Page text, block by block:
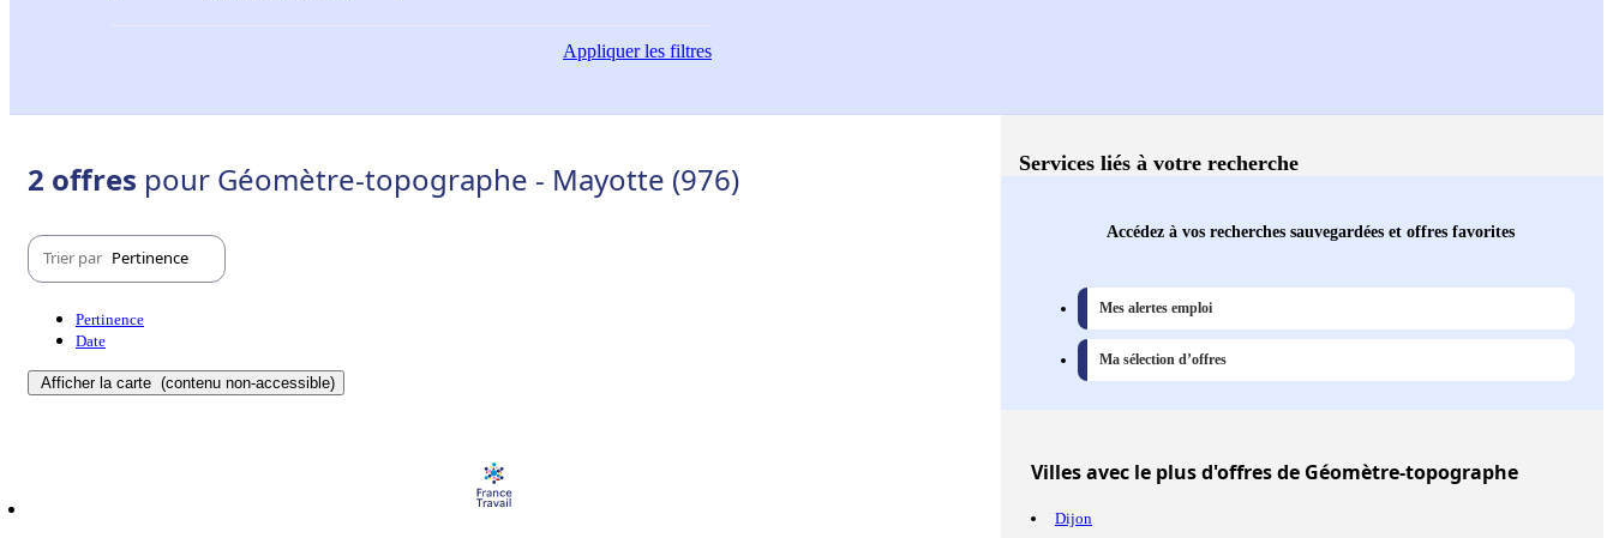
Appliquerles filtres
2 offres pour Géomètre-topographe - Mayotte (976)
Trier par Pertinence
Pertinence
Date
Afficher la carte (contenu non-accessible)
Services liés à votre recherche
Accédez à vos recherches sauvegardées et offres favorites
Mes alertes emploi
Ma sélection d’offres
Villesavec le plus d'offres de Géomètre-topographe
Dijon